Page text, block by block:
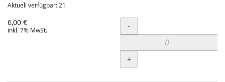
Aktuell verfügbar: 21
6,00 €
inkl. 7% MwSt. Menge
-
+